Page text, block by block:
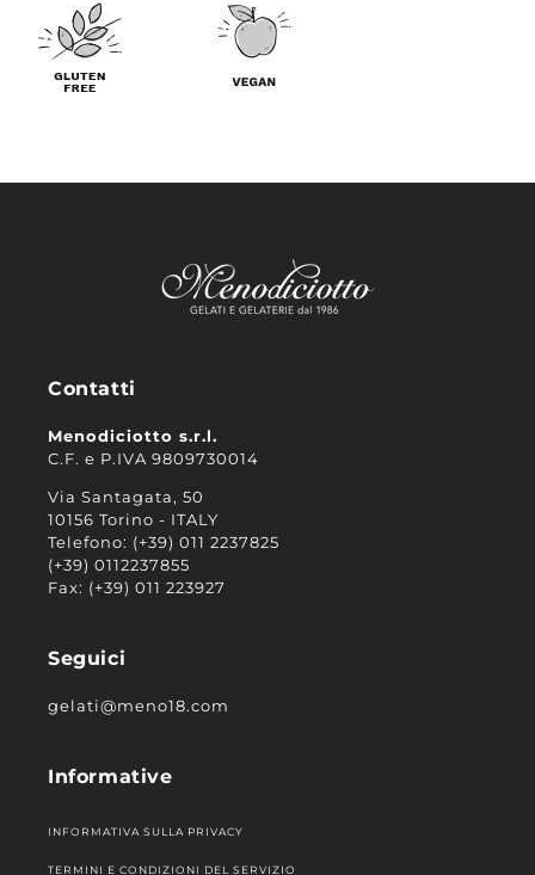
Contatti
Menodiciotto s.r.l.
C.F. e P.IVA 9809730014
Via Santagata, 50
10156 Torino - ITALY
Telefono: (+39) 011 2237825
(+39) 0112237855
Fax: (+39) 011 223927
Seguici
gelati@meno18.com
Informative
INFORMATIVA SULLA PRIVACY
TERMINI E CONDIZIONI DEL SERVIZIO